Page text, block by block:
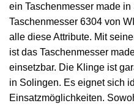
ein Taschenmesser made
Taschenmesser 6304 von
alle diese Attribute. Mit
ist das Taschenmesser
einsetzbar. Die Klinge ist
in Solingen. Es eignet sich
Einsatzmöglichkeiten.